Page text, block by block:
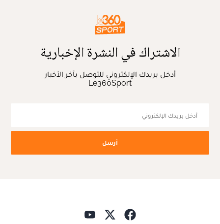
الاشتراك في النشرة الإخبارية
أدخل بريدك الإلكتروني للتوصل بآخر الأخبار
Le360Sport
أرسل